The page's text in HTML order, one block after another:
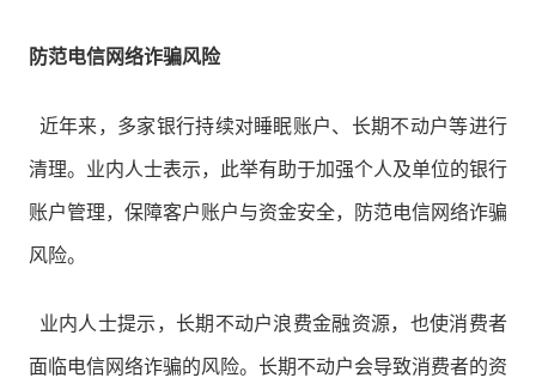
防范电信网络诈骗风险
近年来，多家银行持续对睡眠账户、长期不动户等进行
清理。业内人士表示， 此举有助于加强个人及单位的银行
账户管理，保障客户账户与资金安全，防范电信网络诈骗
风险。
业内人士提示，长期不动户浪费金融资源，也使消费者
面临电信网络诈骗的风险。长期不动户会导致消费者的资